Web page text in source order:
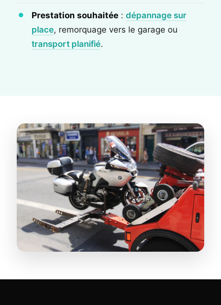
Prestation souhaitée : dépannage sur
place, remorquage vers le garage ou
transport planifié.